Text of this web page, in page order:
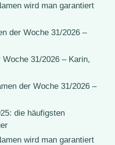
wird man garantiert
der Woche 31/2026 –
Woche 31/2026 – Karin,
der Woche 31/2026 –
die häufigsten
wird man garantiert